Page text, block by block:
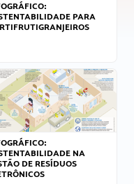
PARA
NA
DE RESÍDUOS